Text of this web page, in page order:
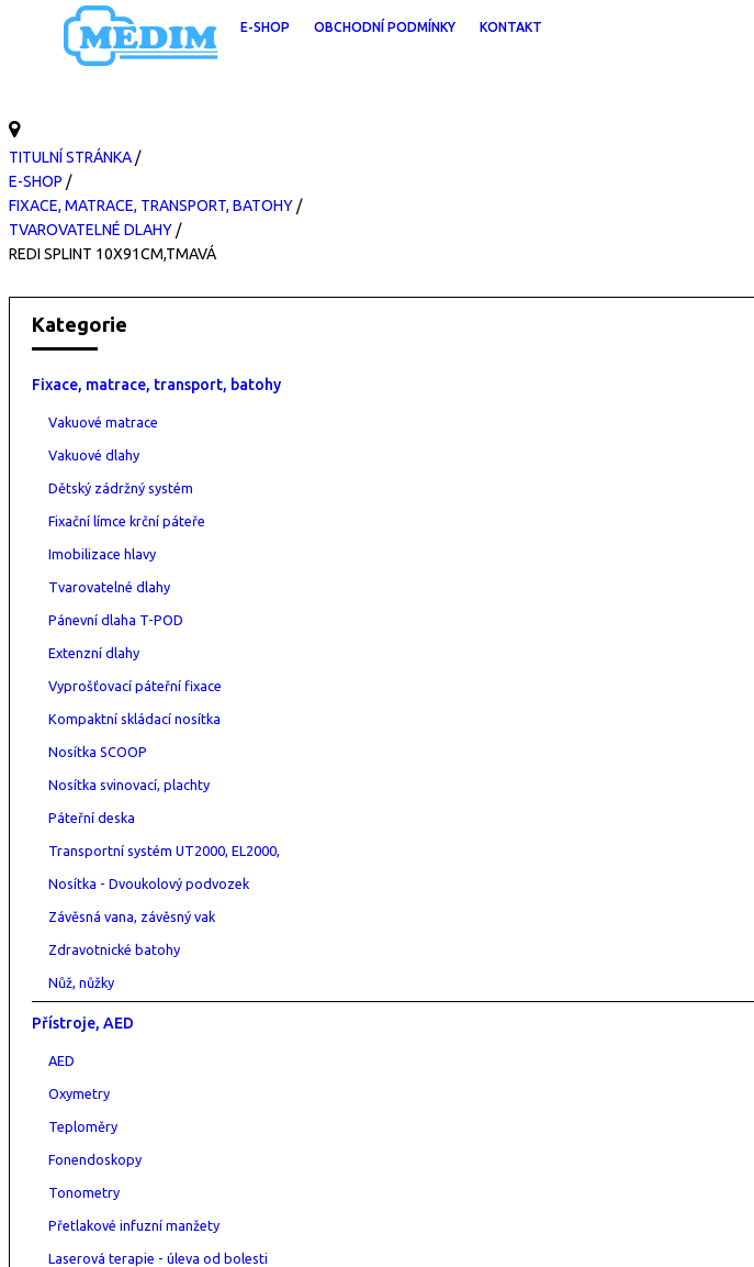
E-SHOP OBCHODNÍ PODMÍNKY KONTAKT
TITULNÍ STRÁNKA /
E-SHOP /
FIXACE, MATRACE, TRANSPORT, BATOHY /
TVAROVATELNÉ DLAHY /
REDI SPLINT 10X91CM,TMAVÁ
Kategorie
Fixace, matrace, transport, batohy
Vakuové matrace
Vakuové dlahy
Dětský zádržný systém
Fixační límce krční páteře
Imobilizace hlavy
Tvarovatelné dlahy
Pánevní dlaha T-POD
Extenzní dlahy
Vyprošťovací páteřní fixace
Kompaktní skládací nosítka
Nosítka SCOOP
Nosítka svinovací, plachty
Páteřní deska
Transportní systém UT2000, EL2000,
Nosítka - Dvoukolový podvozek
Závěsná vana, závěsný vak
Zdravotnické batohy
Nůž, nůžky
Přístroje, AED
AED
Oxymetry
Teploměry
Fonendoskopy
Tonometry
Přetlakové infuzní manžety
Laserová terapie - úleva od bolesti